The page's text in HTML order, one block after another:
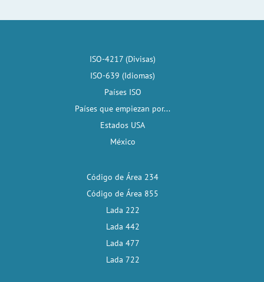
ISO-4217 (Divisas)
ISO-639 (Idiomas)
Países ISO
Países que empiezan por...
Estados USA
México
Código de Área 234
Código de Área 855
Lada 222
Lada 442
Lada 477
Lada 722